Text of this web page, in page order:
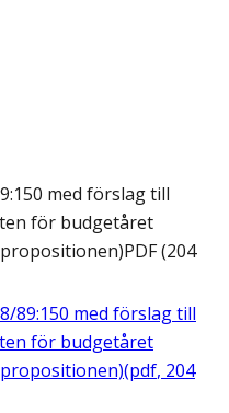
med förslag till
för budgetåret
PDF(204
89:150 med förslag till
för budgetåret
(pdf, 204